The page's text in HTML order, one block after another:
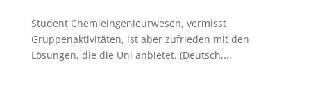
Student Chemieingenieurwesen, vermisst
Gruppenaktivitäten, ist aber zufrieden mit den
Lösungen, die die Uni anbietet. (Deutsch,...